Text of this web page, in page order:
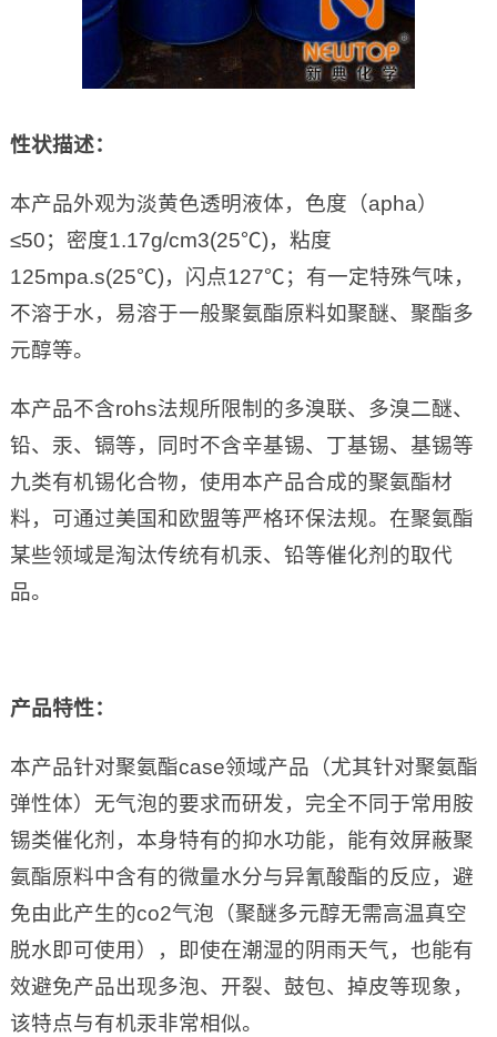
性状描述：
本产品外观为淡黄色透明液体，色度（apha）
≤50；密度1.17g/cm3(25℃)，粘度
125mpa.s(25℃)，闪点127℃；有一定特殊气味，
不溶于水，易溶于一般聚氨酯原料如聚醚、聚酯多
元醇等。
本产品不含rohs法规所限制的多溴联、多溴二醚、
铅、汞、镉等，同时不含辛基锡、丁基锡、基锡等
九类有机锡化合物，使用本产品合成的聚氨酯材
料，可通过美国和欧盟等严格环保法规。在聚氨酯
某些领域是淘汰传统有机汞、铅等催化剂的取代
品。
产品特性：
本产品针对聚氨酯case领域产品（尤其针对聚氨酯
弹性体）无气泡的要求而研发，完全不同于常用胺
锡类催化剂，本身特有的抑水功能，能有效屏蔽聚
氨酯原料中含有的微量水分与异氰酸酯的反应，避
免由此产生的co2气泡（聚醚多元醇无需高温真空
脱水即可使用），即使在潮湿的阴雨天气，也能有
效避免产品出现多泡、开裂、鼓包、掉皮等现象，
该特点与有机汞非常相似。